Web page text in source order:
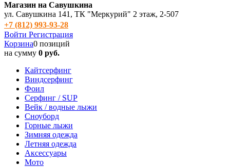
Магазин на Савушкина
ул. Савушкина 141, ТК "Меркурий" 2 этаж, 2-507
+7 (812) 993-93-28
Войти Регистрация
Корзина0 позиций
на сумму 0 руб.
Кайтсерфинг
Виндсерфинг
Фоил
Серфинг / SUP
Вейк / водные лыжи
Сноуборд
Горные лыжи
Зимняя одежда
Летняя одежда
Аксессуары
Мото